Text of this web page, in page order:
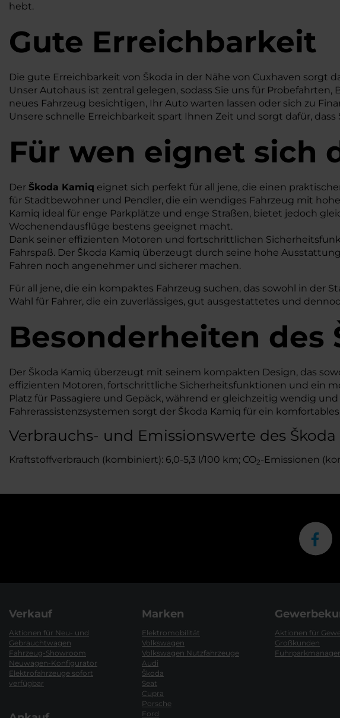
hebt.
Gute Erreichbarkeit
Die gute Erreichbarkeit von Škoda in der Nähe von Cuxhaven sorgt
Unser Autohaus ist zentral gelegen, sodass Sie uns für
neues Fahrzeug besichtigen, Ihr Auto warten lassen oder sich zu
Unsere schnelle Erreichbarkeit spart Ihnen Zeit und sorgt dafür,
Für wen eignet sich
Der Škoda Kamiq eignet sich perfekt für all jene, die einen
für Stadtbewohner und Pendler, die ein wendiges Fahrzeug mit
Kamiq ideal für enge Parkplätze und enge Straßen, bietet jedoch
Wochenendausflüge bestens geeignet macht.
Dank seiner effizienten Motoren und fortschrittlichen
Fahrspaß. Der Škoda Kamiq überzeugt durch seine hohe
Fahren noch angenehmer und sicherer machen.
Für all jene, die ein kompaktes Fahrzeug suchen, das sowohl in der
Wahl für Fahrer, die ein zuverlässiges, gut ausgestattetes und
Besonderheiten des
Der Škoda Kamiq überzeugt mit seinem kompakten Design, das
effizienten Motoren, fortschrittliche Sicherheitsfunktionen und ein
Platz für Passagiere und Gepäck, während er gleichzeitig wendig
Fahrerassistenzsystemen sorgt der Škoda Kamiq für ein
Verbrauchs- und Emissionswerte des
Kraftstoffverbrauch (kombiniert): 6,0-5,3 l/100 km; CO2-Emissionen
Verkauf
Aktionen für Neu- und
Gebrauchtwagen
Fahrzeug-Showroom
Neuwagen-Konfigurator
Elektrofahrzeuge sofort
verfügbar
Marken
Elektromobilität
Volkswagen
Volkswagen Nutzfahrzeuge
Audi
Škoda
Seat
Cupra
Porsche
Ford
Aktionen für
Großkunden